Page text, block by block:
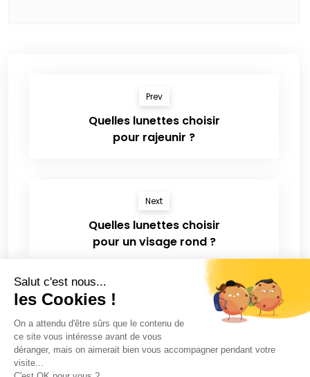
Prev
Quelles lunettes choisir
pour rajeunir ?
Next
Quelles lunettes choisir
pour un visage rond ?